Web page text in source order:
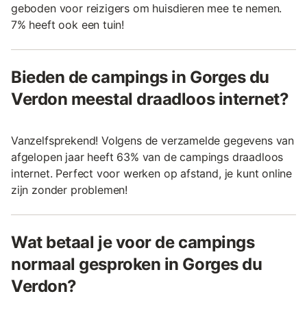
geboden voor reizigers om huisdieren mee te nemen.
7% heeft ook een tuin!
Bieden de campings in Gorges du
Verdon meestal draadloos internet?
Vanzelfsprekend! Volgens de verzamelde gegevens van
afgelopen jaar heeft 63% van de campings draadloos
internet. Perfect voor werken op afstand, je kunt online
zijn zonder problemen!
Wat betaal je voor de campings
normaal gesproken in Gorges du
Verdon?